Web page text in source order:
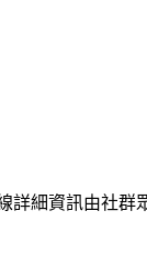
詳細資訊由社